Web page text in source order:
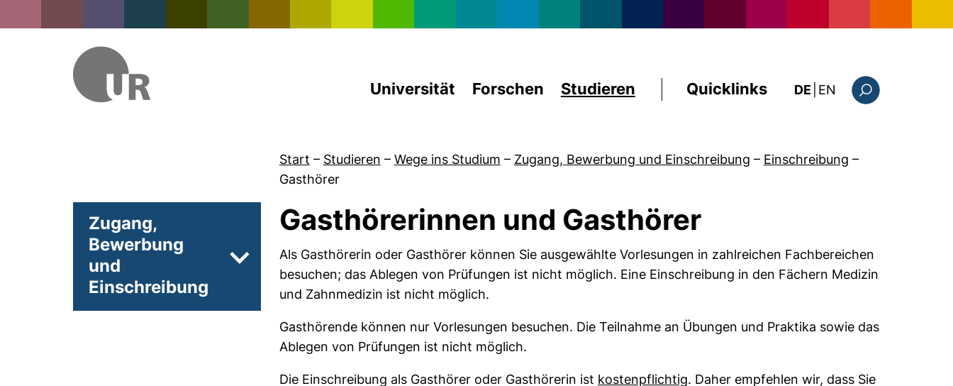
Universität Forschen Studieren Quicklinks DE EN : this page in
Start – Studieren – Wege ins Studium – Zugang, Bewerbung und Einschreibung – Einschreibung –
Gasthörer
Zugang,
Bewerbung
und
Einschreibung
Unterseiten von Hochschulzugang
Gasthörerinnen und Gasthörer
Als Gasthörerin oder Gasthörer können Sie ausgewählte Vorlesungen in zahlreichen Fachbereichen
besuchen; das Ablegen von Prüfungen ist nicht möglich. Eine Einschreibung in den Fächern Medizin
und Zahnmedizin ist nicht möglich.
Gasthörende können nur Vorlesungen besuchen. Die Teilnahme an Übungen und Praktika sowie das
Ablegen von Prüfungen ist nicht möglich.
Die Einschreibung als Gasthörer oder Gasthörerin ist kostenpflichtig. Daher empfehlen wir, dass Sie